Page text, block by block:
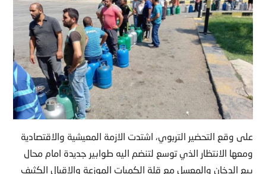
على وقع التحضير التربوي، اشتدت الازمة المعيشية والاقتصادية
ومعها الانتظار الذي توسع لتنضم اليه طوابير جديدة امام محال
بيع الدخان والمعسل مع قلة الكميات الموزعة والاقبال الكثيف